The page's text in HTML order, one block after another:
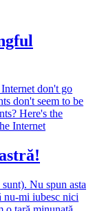
don't go
don't seem to be
Here's the
Internet
Nu spun asta
nu-mi iubesc nici